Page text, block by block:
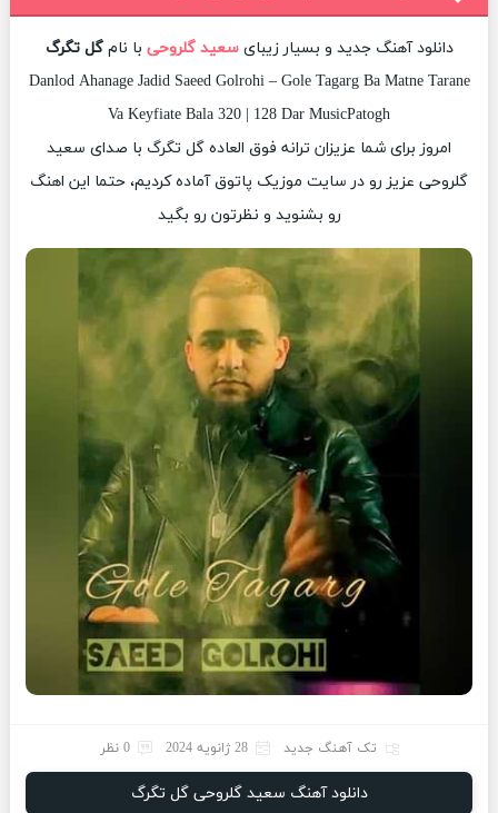
دانلود آهنگ جدید و بسیار زیبایسعید گلروحی با نامگل تگرگ
Danlod Ahanage Jadid Saeed Golrohi – Gole Tagarg Ba Matne Tarane
Va Keyfiate Bala 320 | 128 Dar MusicPatogh
امروز برای شما عزیزان ترانه فوق العاده گل تگرگ با صدای سعید
گلروحی عزیز رو در سایت موزیک پاتوق آماده کردیم، حتما این اهنگ
رو بشنوید و نظرتون رو بگید
تک آهنگ جدید 28 ژانویه 2024 0 نظر
دانلود آهنگ سعید گلروحی گل تگرگ